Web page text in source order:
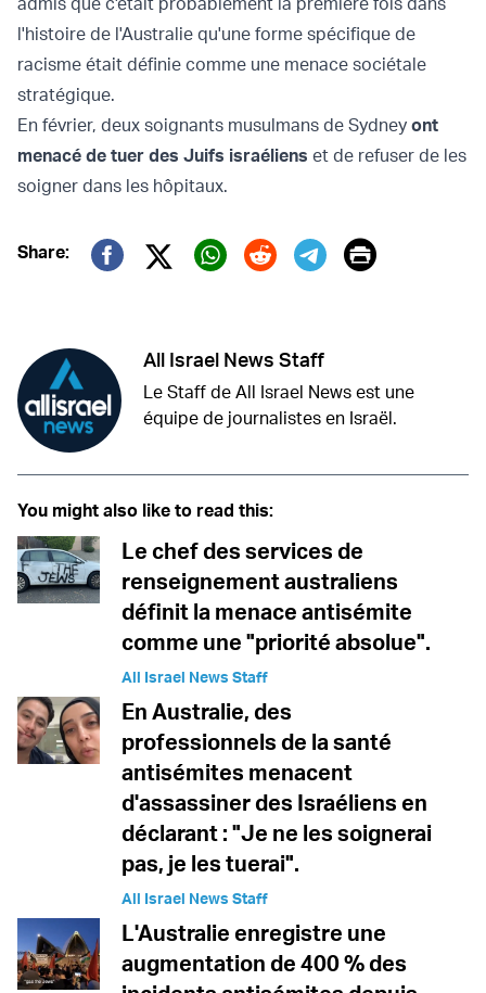
l'histoire de l'Australie qu'une forme spécifique de
racisme était définie comme une menace sociétale
stratégique.
En février, deux soignants musulmans de Sydney ont
menacé de tuer des Juifs israéliens et de refuser de les
soigner dans les hôpitaux.
Share:
Twitter (X)
Print
All Israel News Staff
Le Staff de All Israel News est une
équipe de journalistes en Israël.
You might also like to read this:
Le chef des services de
renseignement australiens
définit la menace antisémite
comme une "priorité absolue".
All Israel News Staff
En Australie, des
professionnels de la santé
antisémites menacent
d'assassiner des Israéliens en
déclarant : "Je ne les soignerai
pas, je les tuerai".
All Israel News Staff
L'Australie enregistre une
augmentation de 400 % des